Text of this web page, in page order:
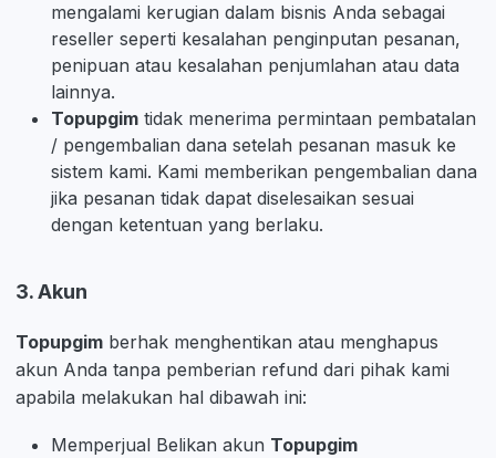
mengalami kerugian dalam bisnis Anda sebagai
reseller seperti kesalahan penginputan pesanan,
penipuan atau kesalahan penjumlahan atau data
lainnya.
Topupgim tidak menerima permintaan pembatalan
/ pengembalian dana setelah pesanan masuk ke
sistem kami. Kami memberikan pengembalian dana
jika pesanan tidak dapat diselesaikan sesuai
dengan ketentuan yang berlaku.
3. Akun
Topupgim berhak menghentikan atau menghapus
akun Anda tanpa pemberian refund dari pihak kami
apabila melakukan hal dibawah ini:
Memperjual Belikan akun Topupgim